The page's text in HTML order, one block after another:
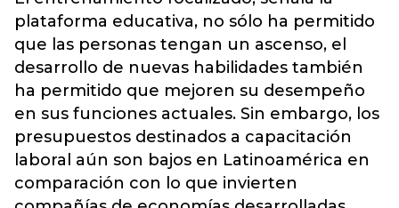
plataforma educativa, no sólo ha permitido
que las personas tengan un ascenso, el
desarrollo de nuevas habilidades también
ha permitido que mejoren su desempeño
en sus funciones actuales. Sin embargo, los
presupuestos destinados a capacitación
laboral aún son bajos en Latinoamérica en
comparación con lo que invierten